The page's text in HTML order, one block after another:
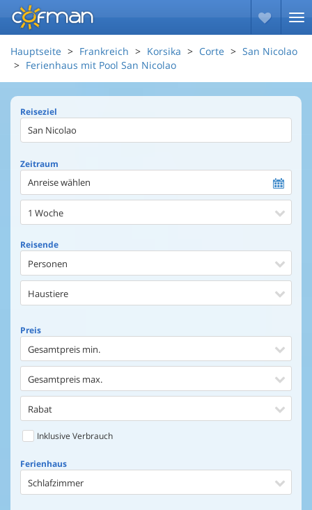
Hauptseite Frankreich Korsika Corte
San Nicolao
Ferienhaus mit Pool San Nicolao
Reiseziel
Zeitraum
Anreise wählen
1 Woche
Reisende
Personen
Haustiere
Preis
Gesamtpreis min.
Gesamtpreis max.
Rabat
Inklusive Verbrauch
Ferienhaus
Schlafzimmer